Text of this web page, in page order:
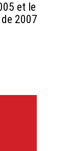
et le
2007